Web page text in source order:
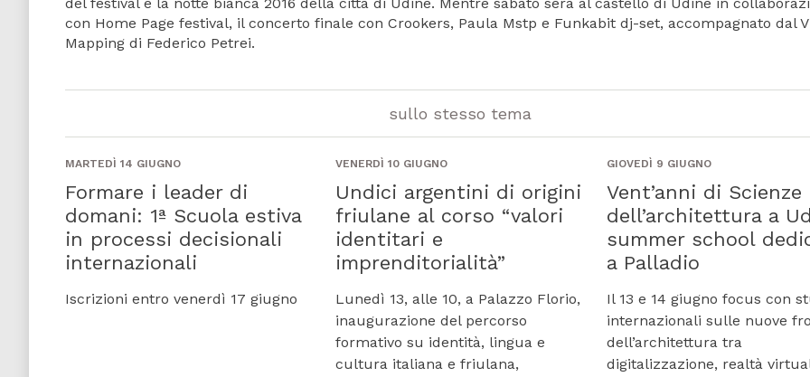
con Home Page festival, il concerto finale con Crookers, Paula Mstp e Funkabit dj-set, accompagnato dal
Mapping di Federico Petrei.
sullo stesso tema
MARTEDÌ 14 GIUGNO
Formare i leader di
domani: 1ª Scuola estiva
in processi decisionali
internazionali
Iscrizioni entro venerdì 17 giugno
VENERDÌ 10 GIUGNO
Undici argentini di origini
friulane al corso “valori
identitari e
imprenditorialità”
Lunedì 13, alle 10, a Palazzo Florio,
inaugurazione del percorso
formativo su identità, lingua e
cultura italiana e friulana,
GIOVEDÌ 9 GIUGNO
Vent’anni di Scienze
dell’architettura a
summer school
a Palladio
Il 13 e 14 giugno focus con
internazionali sulle nuove
dell’architettura tra
digitalizzazione, realtà